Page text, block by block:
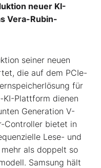
neuer KI-
Vera-Rubin-
seiner neuen
die auf dem PCIe-
für
KI-Plattform dienen
Generation V-
Controller bietet in
Lese- und
als doppelt so
Samsung hält